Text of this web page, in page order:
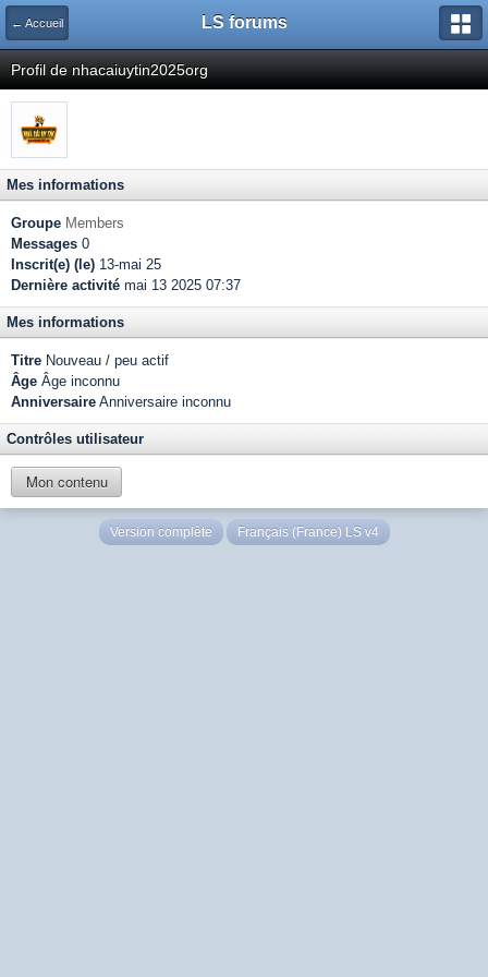
← Accueil LS forums
Profil de nhacaiuytin2025org
Mes informations
Groupe Members
Messages 0
Inscrit(e) (le) 13-mai 25
Dernière activité mai 13 2025 07:37
Mes informations
Titre Nouveau / peu actif
Âge Âge inconnu
Anniversaire Anniversaire inconnu
Contrôles utilisateur
Mon contenu
Version complète Français (France) LS v4